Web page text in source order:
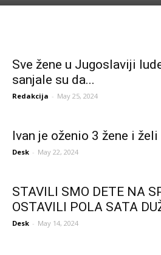
Sve žene u Jugoslaviji
sanjale su da...
Redakcija - May 25, 2024
Ivan je oženio 3 žene i
Desk - May 22, 2024
STAVILI SMO DETE NA
OSTAVILI POLA SATA
Desk - May 14, 2024